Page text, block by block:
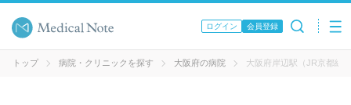
ログイン 会員登録
トップ 病院・クリニックを探す 大阪府の病院 大阪府岸辺駅（JR京都線